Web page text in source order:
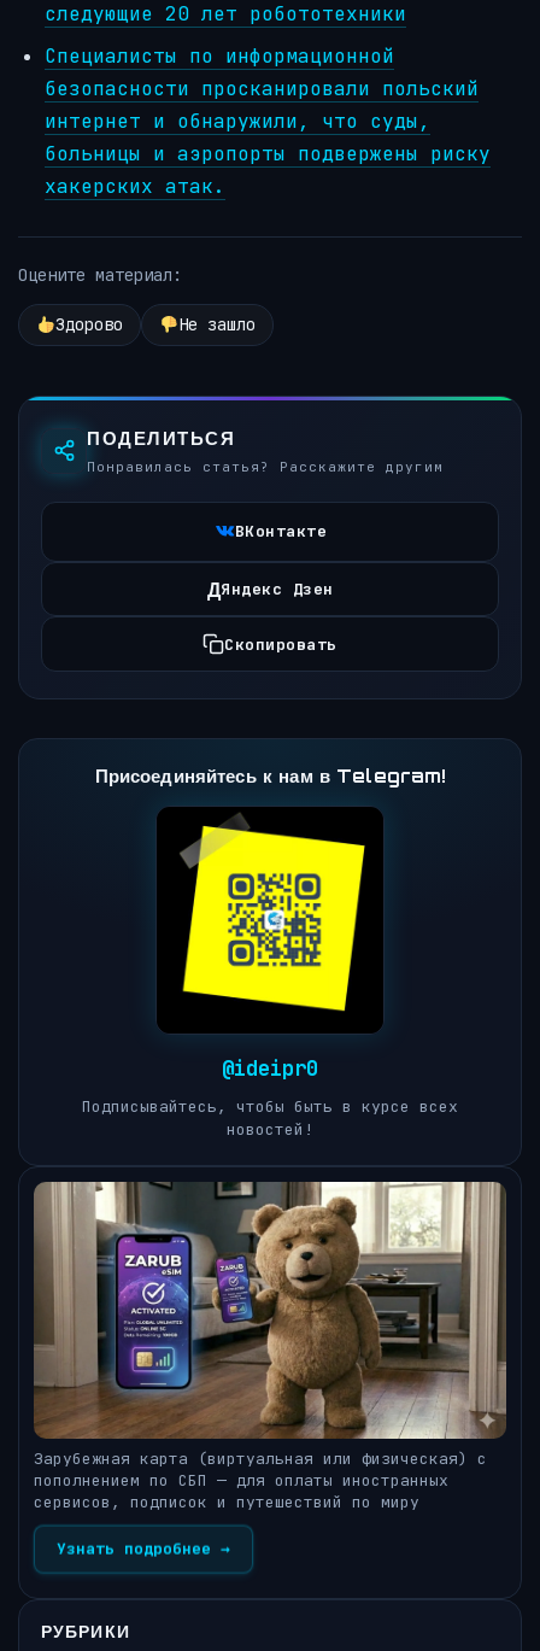
следующие 20 лет робототехники
Специалисты по информационной
безопасности просканировали польский
интернет и обнаружили, что суды,
больницы и аэропорты подвержены риску
хакерских атак.
Оцените материал:
Здорово Не зашло
ПОДЕЛИТЬСЯ
Понравилась статья? Расскажите другим
ВКонтакте
ДЯндекс Дзен
Скопировать
Присоединяйтесь к нам в Telegram!
@ideipr0
Подписывайтесь, чтобы быть в курсе всех
новостей!
Зарубежная карта (виртуальная или физическая) с
пополнением по СБП — для оплаты иностранных
сервисов, подписок и путешествий по миру
Узнать подробнее →
РУБРИКИ